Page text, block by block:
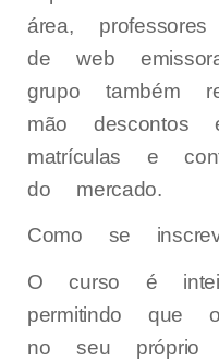
área,
de web
grupo também
mão descontos
matrículas e
do mercado.
Como se
O curso é
permitindo que
no seu próprio